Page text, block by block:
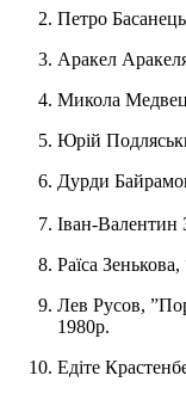
Петро
Аракел
Микола
Юрій
Дурди
Іван-Валентин
Раїса
Лев Русов,
1980р.
Едіте